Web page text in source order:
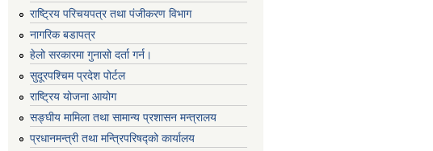
राष्ट्रिय परिचयपत्र तथा पंजीकरण विभाग
नागरिक बडापत्र
हेलो सरकारमा गुनासो दर्ता गर्न।
सुदूरपश्चिम प्रदेश पोर्टल
राष्ट्रिय योजना आयोग
सङ्‍घीय मामिला तथा सामान्य प्रशासन मन्त्रालय
प्रधानमन्त्री तथा मन्त्रिपरिषद्को कार्यालय